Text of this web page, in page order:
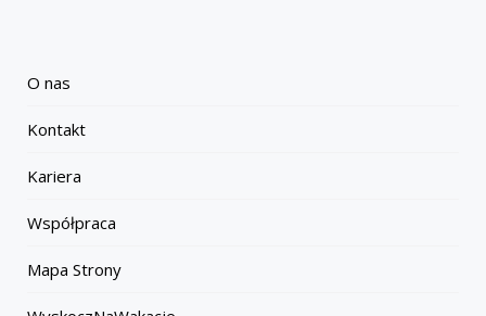
O nas
Kontakt
Kariera
Współpraca
Mapa Strony